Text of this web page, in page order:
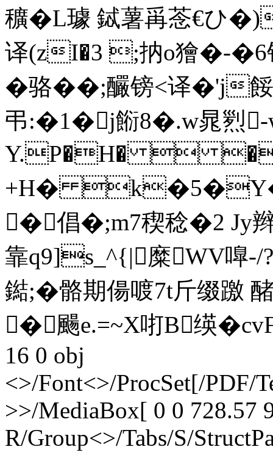
穬�L璩 鋱薯爯菍€ひ
译(zI�3 ;抐o獪�-�6
�骆��;釅镑<译�'j
弔:�1�j餰8�.w晁煭
Y.P�H� 
+H�
�倡�;m7稧稔�2 Jy
靠q9]s_^{|糜WV嘷
鐑;�骼期偒喥7t斤缀
�颺e.=~X咑B绬
16 0 obj
<>/Font<>/ProcSet[/PDF/
>>/MediaBox[ 0 0 728.57
R/Group<>/Tabs/S/